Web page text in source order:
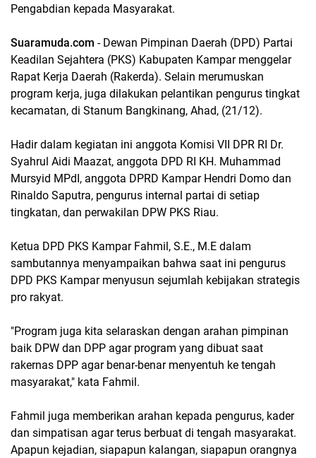
Pengabdian kepada Masyarakat.
Suaramuda.com - Dewan Pimpinan Daerah (DPD) Partai
Keadilan Sejahtera (PKS) Kabupaten Kampar menggelar
Rapat Kerja Daerah (Rakerda). Selain merumuskan
program kerja, juga dilakukan pelantikan pengurus tingkat
kecamatan, di Stanum Bangkinang, Ahad, (21/12).
Hadir dalam kegiatan ini anggota Komisi VII DPR RI Dr.
Syahrul Aidi Maazat, anggota DPD RI KH. Muhammad
Mursyid MPdI, anggota DPRD Kampar Hendri Domo dan
Rinaldo Saputra, pengurus internal partai di setiap
tingkatan, dan perwakilan DPW PKS Riau.
Ketua DPD PKS Kampar Fahmil, S.E., M.E dalam
sambutannya menyampaikan bahwa saat ini pengurus
DPD PKS Kampar menyusun sejumlah kebijakan strategis
pro rakyat.
"Program juga kita selaraskan dengan arahan pimpinan
baik DPW dan DPP agar program yang dibuat saat
rakernas DPP agar benar-benar menyentuh ke tengah
masyarakat," kata Fahmil.
Fahmil juga memberikan arahan kepada pengurus, kader
dan simpatisan agar terus berbuat di tengah masyarakat.
Apapun kejadian, siapapun kalangan, siapapun orangnya